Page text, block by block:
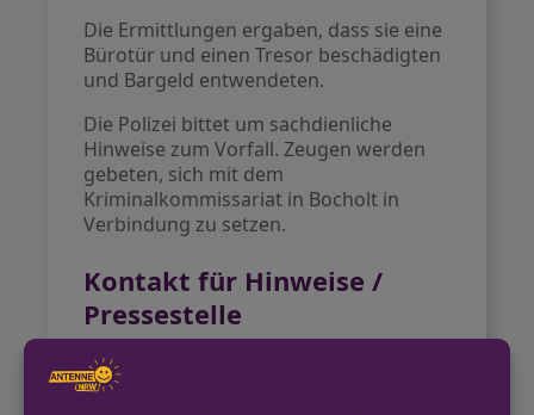
Die Ermittlungen ergaben, dass sie eine
Bürotür und einen Tresor beschädigten
und Bargeld entwendeten.
Die Polizei bittet um sachdienliche
Hinweise zum Vorfall. Zeugen werden
gebeten, sich mit dem
Kriminalkommissariat in Bocholt in
Verbindung zu setzen.
Kontakt für Hinweise /
Pressestelle
Kreispolizeibehörde Borken
02871 2990